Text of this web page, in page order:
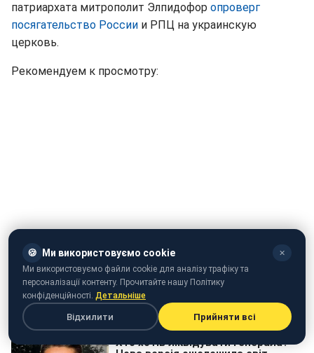
патриархата митрополит Элпидофор опроверг
посягательство России и РПЦ на украинскую
церковь.
Рекомендуем к просмотру:
Видео: Акция за запрет производства меха в Украине
🍪 Ми використовуємо cookie ✕
Ми використовуємо файли cookie для аналізу трафіку та
персоналізації контенту. Прочитайте нашу Політику
конфіденційності. Детальніше
Відхилити Прийняти всі